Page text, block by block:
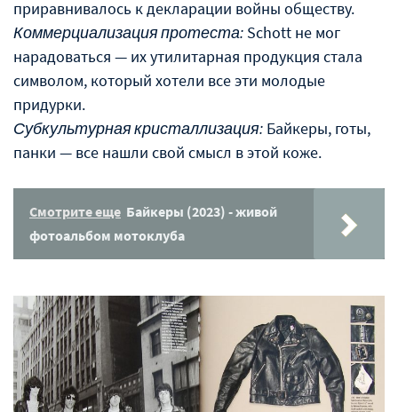
приравнивалось к декларации войны обществу.
Коммерциализация протеста: Schott не мог
нарадоваться — их утилитарная продукция стала
символом, который хотели все эти молодые
придурки.
Субкультурная кристаллизация: Байкеры, готы,
панки — все нашли свой смысл в этой коже.
Смотрите еще Байкеры (2023) - живой
фотоальбом мотоклуба